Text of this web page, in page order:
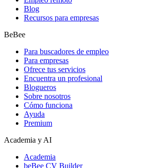
Blog
Recursos para empresas
BeBee
Para buscadores de empleo
Para empresas
Ofrece tus servicios
Encuentra un profesional
Blogueros
Sobre nosotros
Cómo funciona
Ayuda
Premium
Academia y AI
Academia
beBee CV Builder